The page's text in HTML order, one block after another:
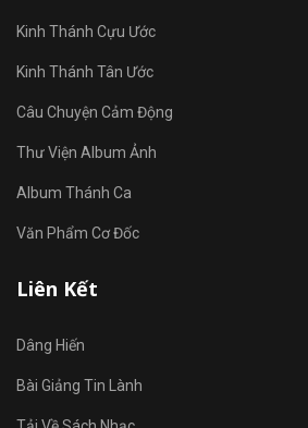
Kinh Thánh Cựu Ước
Kinh Thánh Tân Ước
Câu Chuyện Cảm Động
Thư Viện Album Ảnh
Album Thánh Ca
Văn Phẩm Cơ Đốc
Liên Kết
Dâng Hiến
Bài Giảng Tin Lành